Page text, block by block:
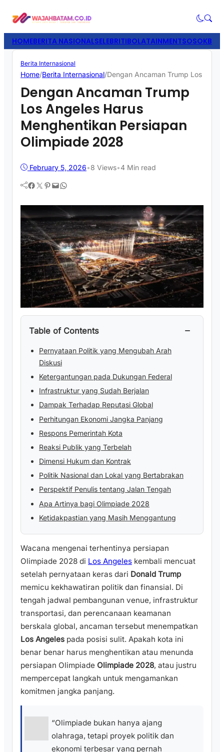
HOMEBERITA NASIONALSELEBRITIBOLATAINMENTSOSOK
Berita Internasional
Home/Berita Internasional/Dengan Ancaman Trump Los
Dengan Ancaman Trump
Los Angeles Harus
Menghentikan Persiapan
Olimpiade 2028
February 5, 2026•8 Views•4 Min read
Facebook Twitter Pinterest Mail WhatsApp
Table of Contents −
Pernyataan Politik yang Mengubah Arah
Diskusi
Ketergantungan pada Dukungan Federal
Infrastruktur yang Sudah Berjalan
Dampak Terhadap Reputasi Global
Perhitungan Ekonomi Jangka Panjang
Respons Pemerintah Kota
Reaksi Publik yang Terbelah
Dimensi Hukum dan Kontrak
Politik Nasional dan Lokal yang Bertabrakan
Perspektif Penulis tentang Jalan Tengah
Apa Artinya bagi Olimpiade 2028
Ketidakpastian yang Masih Menggantung
Wacana mengenai terhentinya persiapan
Olimpiade 2028 di Los Angeles kembali mencuat
setelah pernyataan keras dari Donald Trump
memicu kekhawatiran politik dan finansial. Di
tengah jadwal pembangunan venue, infrastruktur
transportasi, dan perencanaan keamanan
berskala global, ancaman tersebut menempatkan
Los Angeles pada posisi sulit. Apakah kota ini
benar benar harus menghentikan atau menunda
persiapan Olimpiade Olimpiade 2028, atau justru
mempercepat langkah untuk mengamankan
komitmen jangka panjang.
“Olimpiade bukan hanya ajang
olahraga, tetapi proyek politik dan
ekonomi terbesar yang pernah